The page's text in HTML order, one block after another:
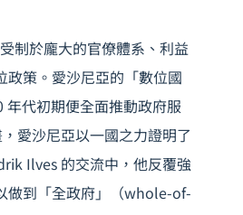
制於龐大的官僚體系、利益
策。愛沙尼亞的「數位國
代初期便全面推動政府服
愛沙尼亞以一國之力證明了
Ilves 的交流中，他反覆強
做到「全政府」（whole-of-